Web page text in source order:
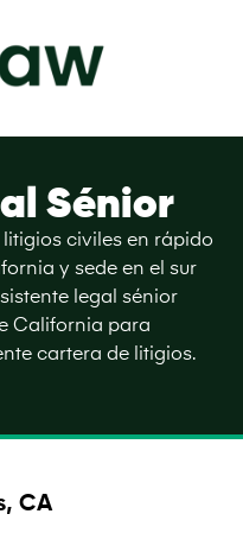
Sénior
litigios civiles en rápido
y sede en el sur
legal sénior
California para
cartera de litigios.
CA